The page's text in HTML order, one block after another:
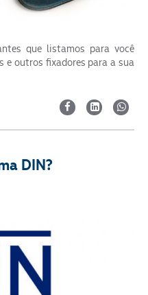
que listamos para você
e outros fixadores para a sua
DIN?